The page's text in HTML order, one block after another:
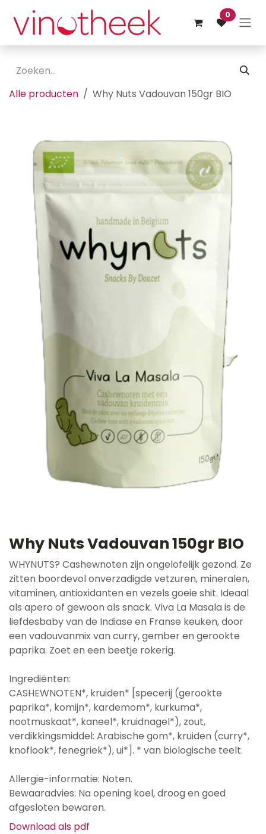
Overslaan naar inhoud
0
Alle producten Why Nuts Vadouvan 150gr BIO
Why Nuts Vadouvan 150gr BIO
WHYNUTS? Cashewnoten zijn ongelofelijk gezond. Ze
zitten boordevol onverzadigde vetzuren, mineralen,
vitaminen, antioxidanten en vezels goeie shit. Ideaal
als apero of gewoon als snack. Viva La Masala is de
liefdesbaby van de Indiase en Franse keuken, door
een vadouvanmix van curry, gember en gerookte
paprika. Zoet en een beetje rokerig.
Ingrediënten:
CASHEWNOTEN*, kruiden* [specerij (gerookte
paprika*, komijn*, kardemom*, kurkuma*,
nootmuskaat*, kaneel*, kruidnagel*), zout,
verdikkingsmiddel: Arabische gom*, kruiden (curry*,
knoflook*, fenegriek*), ui*]. * van biologische teelt.
Allergie-informatie: Noten.
Bewaaradvies: Na opening koel, droog en goed
afgesloten bewaren.
Download als pdf